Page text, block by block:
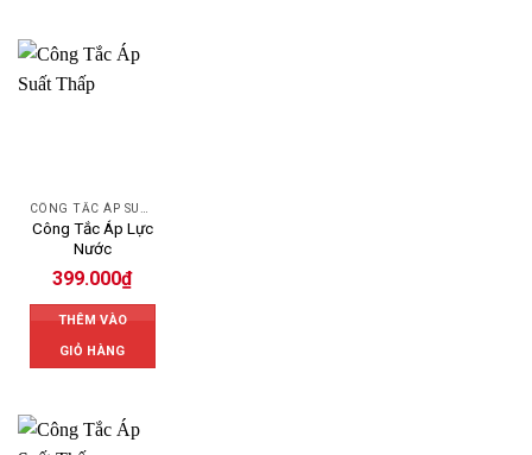
Công Tắc Áp Lực
Nước
399.000₫
THÊM VÀO
GIỎ HÀNG